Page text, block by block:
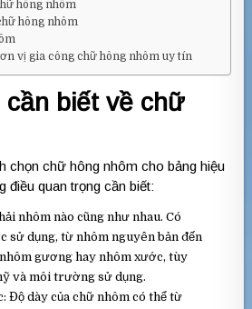
hông nhôm
hông nhôm
vị gia công chữ hông nhôm uy tín
cần biết về chữ
chọn chữ hông nhôm cho bảng hiệu
điều quan trọng cần biết:
nhôm nào cũng như nhau. Có
sử dụng, từ nhôm nguyên bản đến
gương hay nhôm xước, tùy
và môi trường sử dụng.
Độ dày của chữ nhôm có thể từ